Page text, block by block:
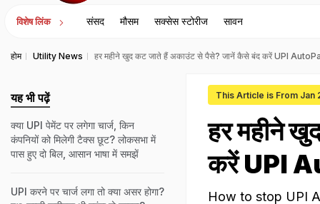
विशेष लिंक संसद मौसम सक्सेस स्टोरीज सावन
होम Utility News हर महीने खुद कट जाते हैं अकाउंट से पैसे? जानें कैसे बंद करें UPI
This Article is From Jan
हर महीने
करें UPI
How to stop UPI
यह भी पढ़ें
क्‍या UPI पेमेंट पर लगेगा चार्ज, किन
कंपनियों को मिलेगी टैक्‍स छूट? लोकसभा में
पास हुए दो बिल, आसान भाषा में समझें
UPI करने पर चार्ज लगा तो क्या असर होगा?